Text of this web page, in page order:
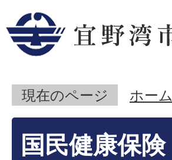
現在のページ ホーム
国民健康保険